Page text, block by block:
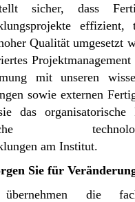
sicher, dass
effizient,
Qualität umgesetzt
mit unseren
sowie externen
das organisatorische
am Institut.
Sie für
die